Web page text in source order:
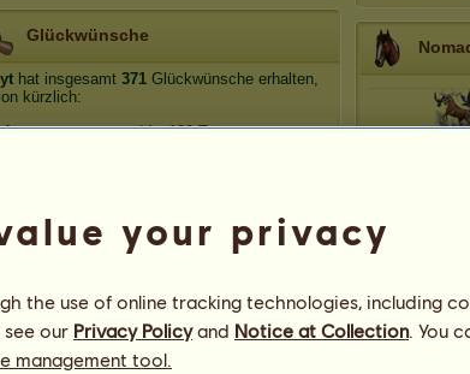
Glückwünsche
hat insgesamt 371 Glückwünsche erhalten,
kürzlich:
Vor 132 Tagen
Vor 275 Tagen
your privacy
the use of online tracking technologies, including
our Privacy Policyand Notice at Collection. You
management tool.